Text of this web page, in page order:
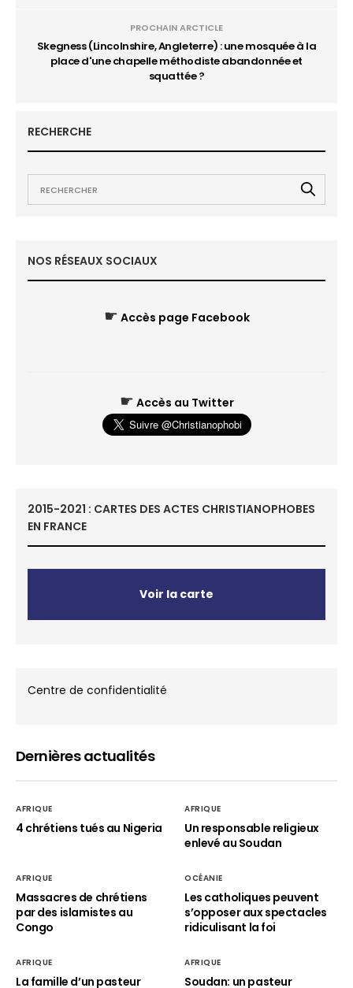
PROCHAIN ARCTICLE
Skegness (Lincolnshire, Angleterre) : une mosquée à la
place d'une chapelle méthodiste abandonnée et
squattée ?
RECHERCHE
NOS RÉSEAUX SOCIAUX
☛ Accès page Facebook
☛ Accès au Twitter
2015-2021 : CARTES DES ACTES CHRISTIANOPHOBES
EN FRANCE
Voir la carte
Centre de confidentialité
Dernières actualités
AFRIQUE
4 chrétiens tués au Nigeria
AFRIQUE
Un responsable religieux
enlevé au Soudan
AFRIQUE
Massacres de chrétiens
par des islamistes au
Congo
OCÉANIE
Les catholiques peuvent
s’opposer aux spectacles
ridiculisant la foi
AFRIQUE
La famille d’un pasteur
AFRIQUE
Soudan: un pasteur